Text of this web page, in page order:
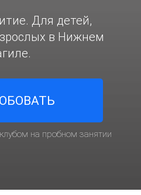
Для детей,
в Нижнем
на пробном занятии